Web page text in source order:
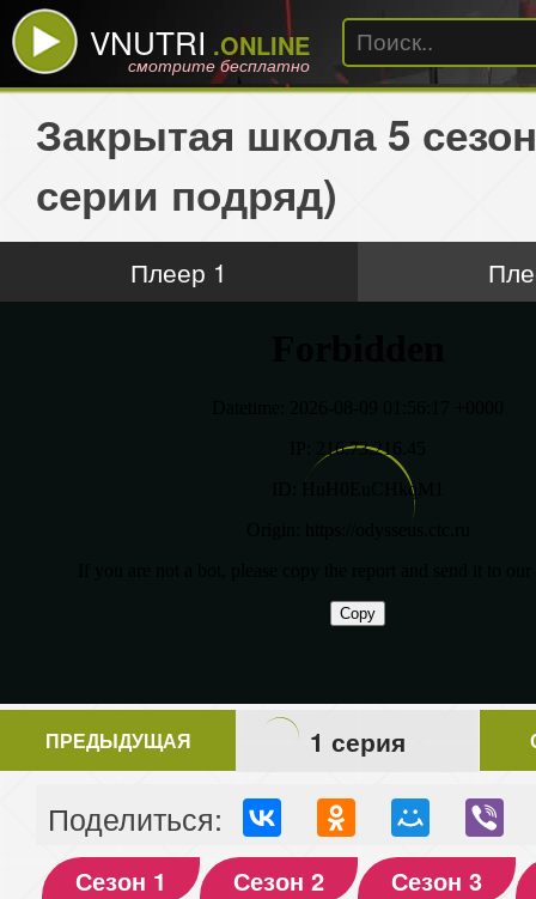
VNUTRI .ONLINE
смотрите бесплатно
Закрытая школа 5
серии подряд)
Плеер 1
ПРЕДЫДУЩАЯ 1 серия
Поделиться:
Сезон 1 Сезон 2
Сезон 3